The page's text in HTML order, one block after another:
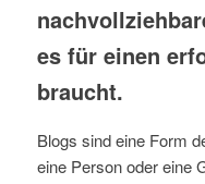
es für einen
braucht.
Blogs sind eine Form
eine Person oder eine